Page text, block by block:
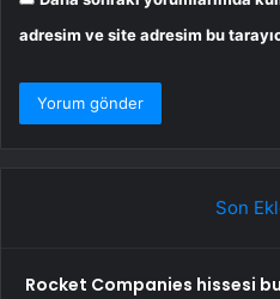
adresim ve site adresim bu
Son
Rocket Companies hissesi